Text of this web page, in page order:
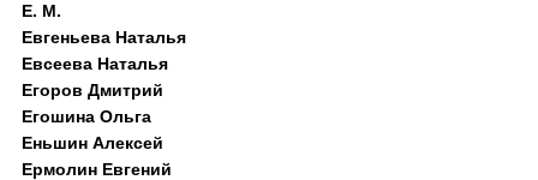
Е. М.
Евгеньева Наталья
Евсеева Наталья
Егоров Дмитрий
Егошина Ольга
Еньшин Алексей
Ермолин Евгений